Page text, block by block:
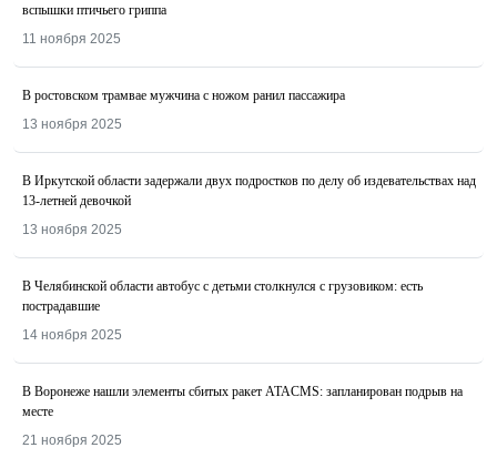
вспышки птичьего гриппа
11 ноября 2025
В ростовском трамвае мужчина с ножом ранил пассажира
13 ноября 2025
В Иркутской области задержали двух подростков по делу об издевательствах над
13-летней девочкой
13 ноября 2025
В Челябинской области автобус с детьми столкнулся с грузовиком: есть
пострадавшие
14 ноября 2025
В Воронеже нашли элементы сбитых ракет ATACMS: запланирован подрыв на
месте
21 ноября 2025